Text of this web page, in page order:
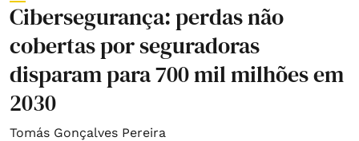
Cibersegurança: perdas não
cobertas por seguradoras
disparam para 700 mil milhões em
2030
Tomás Gonçalves Pereira